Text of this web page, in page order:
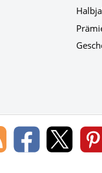
Blog
des
Lorenz
Leserservice
Lorenz